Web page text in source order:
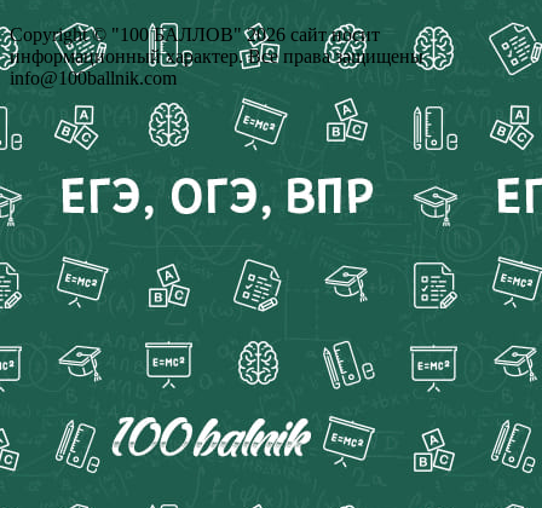
Copyright © "100 БАЛЛОВ" 2026 сайт носит
информационный характер. Все права защищены
info@100ballnik.com